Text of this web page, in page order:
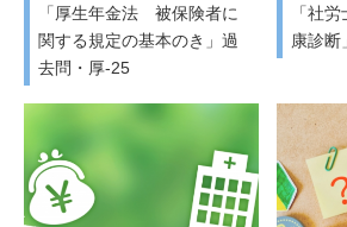
「厚生年金法 被保険者に
関する規定の基本のき」過
去問・厚-25
「社
康診断